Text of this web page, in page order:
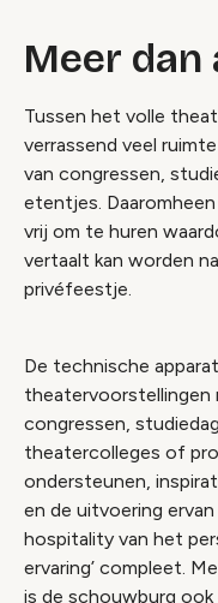
Meer dan
Tussen het volle
verrassend veel
van congressen,
etentjes.
vrij om te huren
vertaalt kan worden
privéfeestje.
De technische
theatervoorstellingen
congressen,
theatercolleges of
ondersteunen,
en de uitvoering
hospitality van het
ervaring’ compleet.
is de schouwburg